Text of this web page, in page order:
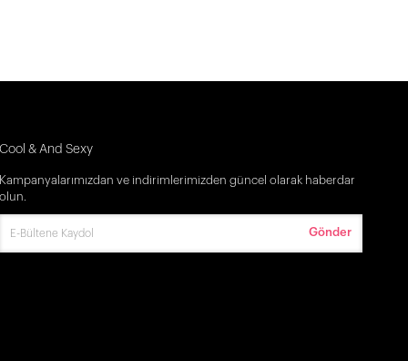
Cool & And Sexy
Kampanyalarımızdan ve indirimlerimizden güncel olarak haberdar
olun.
Gönder